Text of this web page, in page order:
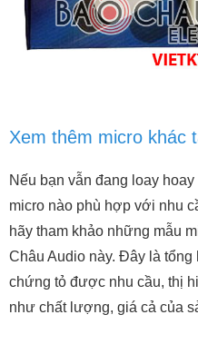
Xem thêm micro khác
Nếu bạn vẫn đang loay
micro nào phù hợp với nhu
hãy tham khảo những mẫu
Châu Audio này. Đây là
chứng tỏ được nhu cầu, thị
như chất lượng, giá cả của